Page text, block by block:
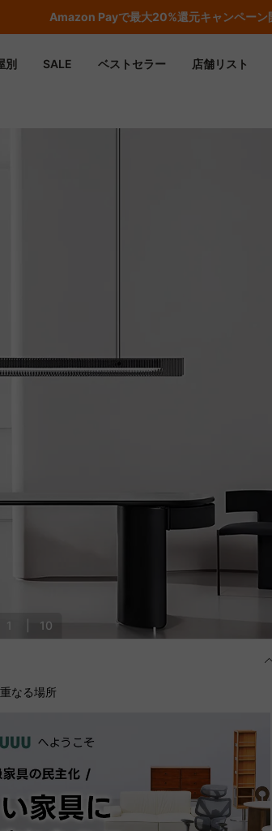
期間限定フラッシュセール！最大50％
別 SALE ベストセラー 店舗リスト
1 10
なる場所